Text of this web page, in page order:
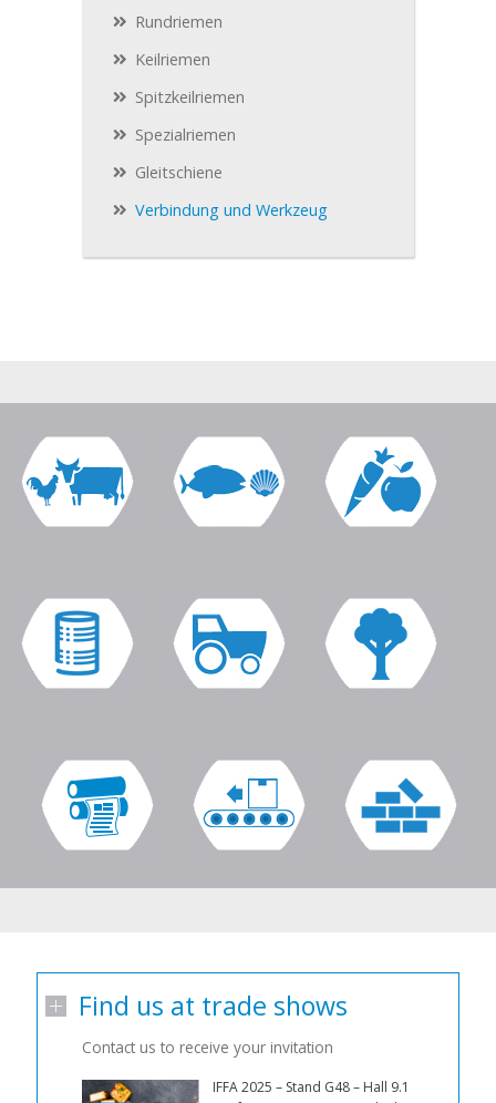
Rundriemen
Keilriemen
Spitzkeilriemen
Spezialriemen
Gleitschiene
Verbindung und Werkzeug
Find us at trade shows
Contact us to receive your invitation
IFFA 2025 – Stand G48 – Hall 9.1